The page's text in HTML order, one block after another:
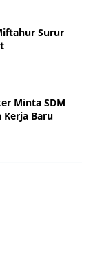
Surur
Minta SDM
Kerja Baru